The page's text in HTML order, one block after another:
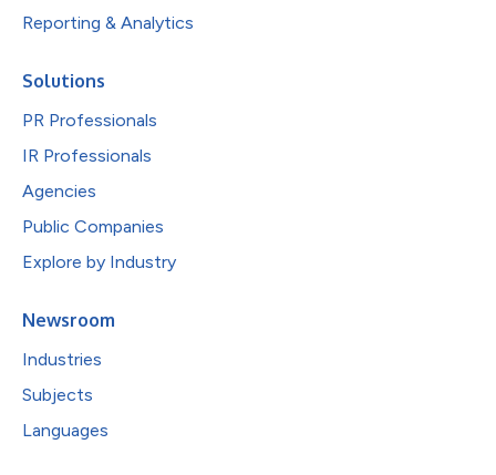
Reporting & Analytics
Solutions
PR Professionals
IR Professionals
Agencies
Public Companies
Explore by Industry
Newsroom
Industries
Subjects
Languages